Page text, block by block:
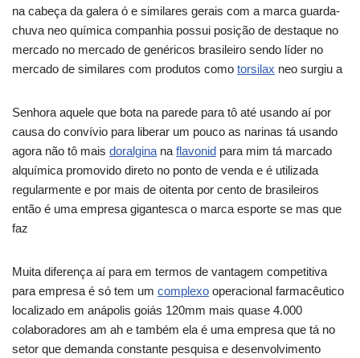
na cabeça da galera ó e similares gerais com a marca guarda-
chuva neo química companhia possui posição de destaque no
mercado no mercado de genéricos brasileiro sendo líder no
mercado de similares com produtos como torsilax neo surgiu a
Senhora aquele que bota na parede para tô até usando aí por
causa do convívio para liberar um pouco as narinas tá usando
agora não tô mais doralgina na flavonid para mim tá marcado
alquímica promovido direto no ponto de venda e é utilizada
regularmente e por mais de oitenta por cento de brasileiros
então é uma empresa gigantesca o marca esporte se mas que
faz
Muita diferença aí para em termos de vantagem competitiva
para empresa é só tem um complexo operacional farmacêutico
localizado em anápolis goiás 120mm mais quase 4.000
colaboradores am ah e também ela é uma empresa que tá no
setor que demanda constante pesquisa e desenvolvimento